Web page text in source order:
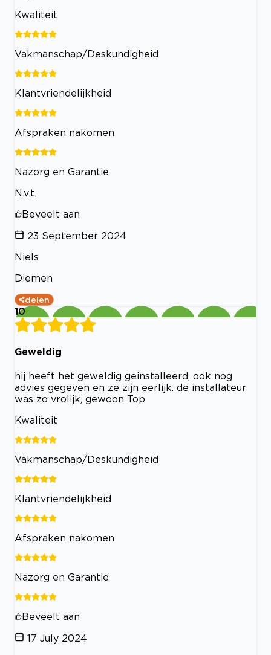
Kwaliteit
Vakmanschap/Deskundigheid
Klantvriendelijkheid
Afspraken nakomen
Nazorg en Garantie
N.v.t.
Beveelt aan
23 September 2024
Niels
Diemen
delen
10
Geweldig
hij heeft het geweldig geinstalleerd, ook nog
advies gegeven en ze zijn eerlijk. de installateur
was zo vrolijk, gewoon Top
Kwaliteit
Vakmanschap/Deskundigheid
Klantvriendelijkheid
Afspraken nakomen
Nazorg en Garantie
Beveelt aan
17 July 2024